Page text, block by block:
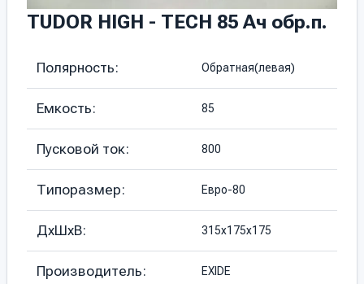
TUDOR HIGH - TECH 85 Ач обр.п.
Полярность: Обратная(левая)
Емкость: 85
Пусковой ток: 800
Типоразмер: Евро-80
ДхШхВ: 315х175х175
Производитель: EXIDE